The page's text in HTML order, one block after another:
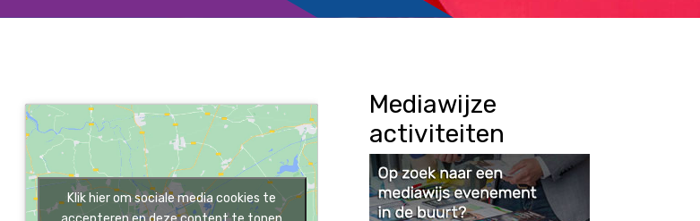
Klik hier om sociale media cookies te
Mediawijze
activiteiten